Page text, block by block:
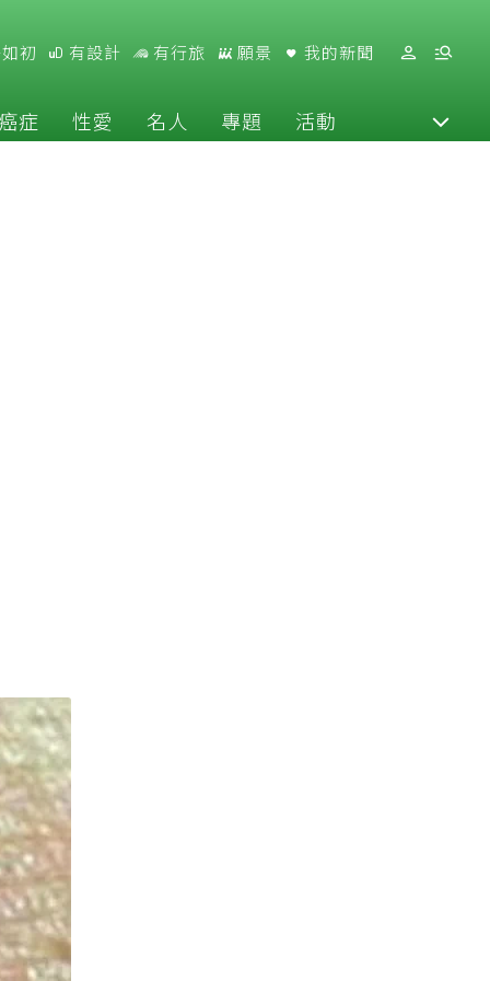
初 有設計 有行旅 願景 我的新聞
症 性愛 名人 專題 活動